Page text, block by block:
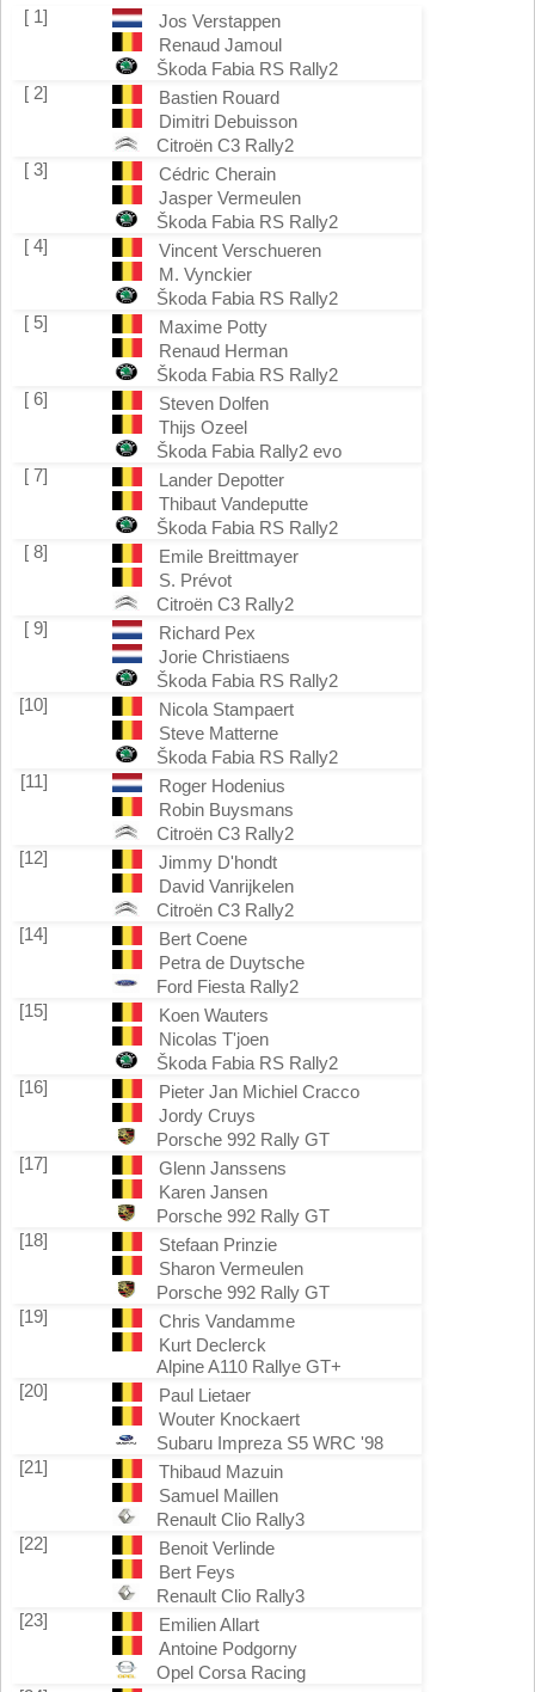
[ 1]
Jos Verstappen
Renaud Jamoul
Škoda Fabia RS Rally2
[ 2]
Bastien Rouard
Dimitri Debuisson
Citroën C3 Rally2
[ 3]
Cédric Cherain
Jasper Vermeulen
Škoda Fabia RS Rally2
[ 4]
Vincent Verschueren
M. Vynckier
Škoda Fabia RS Rally2
[ 5]
Maxime Potty
Renaud Herman
Škoda Fabia RS Rally2
[ 6]
Steven Dolfen
Thijs Ozeel
Škoda Fabia Rally2 evo
[ 7]
Lander Depotter
Thibaut Vandeputte
Škoda Fabia RS Rally2
[ 8]
Emile Breittmayer
S. Prévot
Citroën C3 Rally2
[ 9]
Richard Pex
Jorie Christiaens
Škoda Fabia RS Rally2
[10]
Nicola Stampaert
Steve Matterne
Škoda Fabia RS Rally2
[11]
Roger Hodenius
Robin Buysmans
Citroën C3 Rally2
[12]
Jimmy D'hondt
David Vanrijkelen
Citroën C3 Rally2
[14]
Bert Coene
Petra de Duytsche
Ford Fiesta Rally2
[15]
Koen Wauters
Nicolas T'joen
Škoda Fabia RS Rally2
[16]
Pieter Jan Michiel Cracco
Jordy Cruys
Porsche 992 Rally GT
[17]
Glenn Janssens
Karen Jansen
Porsche 992 Rally GT
[18]
Stefaan Prinzie
Sharon Vermeulen
Porsche 992 Rally GT
[19]
Chris Vandamme
Kurt Declerck
Alpine A110 Rallye GT+
[20]
Paul Lietaer
Wouter Knockaert
Subaru Impreza S5 WRC '98
[21]
Thibaud Mazuin
Samuel Maillen
Renault Clio Rally3
[22]
Benoit Verlinde
Bert Feys
Renault Clio Rally3
[23]
Emilien Allart
Antoine Podgorny
Opel Corsa Racing